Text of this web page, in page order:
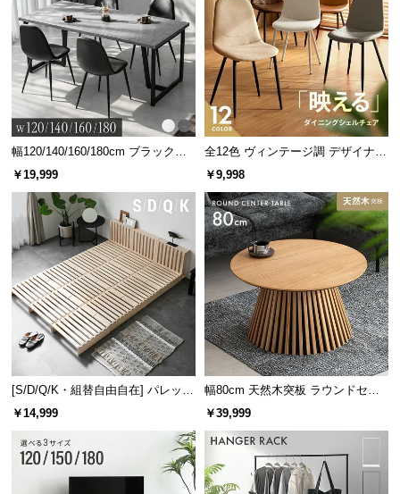
幅120/140/160/180cm ブラックフ
レーム ダイニング 大理石調 4人掛
￥19,999
全12色 ヴィンテージ調 デザイナー
ズシェルチェア
￥9,998
[S/D/Q/K・組替自由自在] パレット
ベッド 8/12/16枚セット
￥14,999
幅80cm 天然木突板 ラウンドセン
ターテーブル 美しい格子デザイン
￥39,999